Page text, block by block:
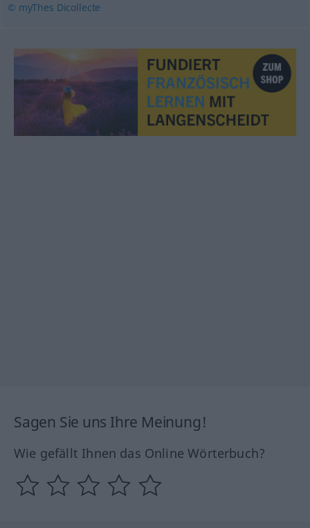
© myThes Dicollecte
Sagen Sie uns Ihre Meinung!
Wie gefällt Ihnen das Online Wörterbuch?